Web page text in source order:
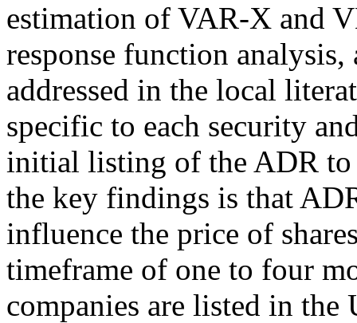
estimation of VAR-X and
response function analysis,
addressed in the local
specific to each security
initial listing of the ADR to
the key findings is that
influence the price of
timeframe of one to four
companies are listed in